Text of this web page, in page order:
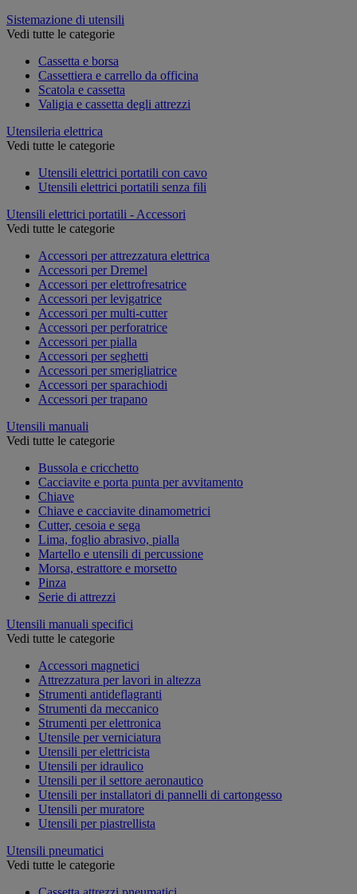
Sistemazione di utensili
Vedi tutte le categorie
Cassetta e borsa
Cassettiera e carrello da officina
Scatola e cassetta
Valigia e cassetta degli attrezzi
Utensileria elettrica
Vedi tutte le categorie
Utensili elettrici portatili con cavo
Utensili elettrici portatili senza fili
Utensili elettrici portatili - Accessori
Vedi tutte le categorie
Accessori per attrezzatura elettrica
Accessori per Dremel
Accessori per elettrofresatrice
Accessori per levigatrice
Accessori per multi-cutter
Accessori per perforatrice
Accessori per pialla
Accessori per seghetti
Accessori per smerigliatrice
Accessori per sparachiodi
Accessori per trapano
Utensili manuali
Vedi tutte le categorie
Bussola e cricchetto
Cacciavite e porta punta per avvitamento
Chiave
Chiave e cacciavite dinamometrici
Cutter, cesoia e sega
Lima, foglio abrasivo, pialla
Martello e utensili di percussione
Morsa, estrattore e morsetto
Pinza
Serie di attrezzi
Utensili manuali specifici
Vedi tutte le categorie
Accessori magnetici
Attrezzatura per lavori in altezza
Strumenti antideflagranti
Strumenti da meccanico
Strumenti per elettronica
Utensile per verniciatura
Utensili per elettricista
Utensili per idraulico
Utensili per il settore aeronautico
Utensili per installatori di pannelli di cartongesso
Utensili per muratore
Utensili per piastrellista
Utensili pneumatici
Vedi tutte le categorie